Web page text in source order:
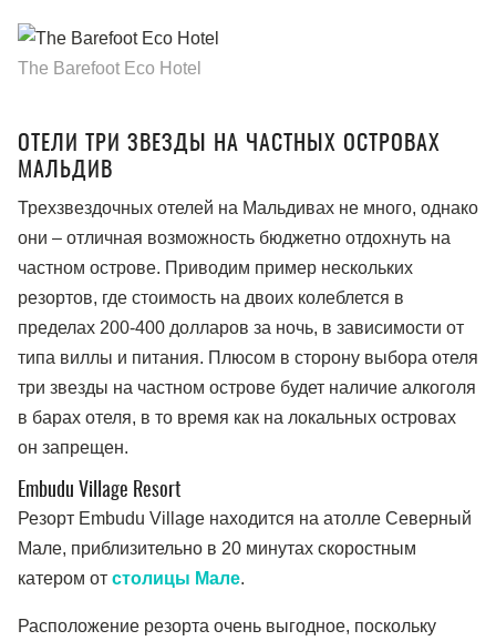
The Barefoot Eco Hotel
ОТЕЛИ ТРИ ЗВЕЗДЫ НА ЧАСТНЫХ ОСТРОВАХ
МАЛЬДИВ
Трехзвездочных отелей на Мальдивах не много, однако
они – отличная возможность бюджетно отдохнуть на
частном острове. Приводим пример нескольких
резортов, где стоимость на двоих колеблется в
пределах 200-400 долларов за ночь, в зависимости от
типа виллы и питания. Плюсом в сторону выбора отеля
три звезды на частном острове будет наличие алкоголя
в барах отеля, в то время как на локальных островах
он запрещен.
Embudu Village Resort
Резорт Embudu Village находится на атолле Северный
Мале, приблизительно в 20 минутах скоростным
катером от столицы Мале.
Расположение резорта очень выгодное, поскольку